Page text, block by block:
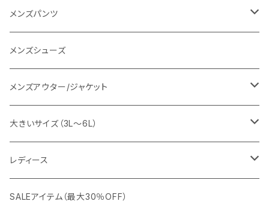
SY32 by SWEET YEARS
URBAN SQUARE
EDWIN
snow peak
G-stage
TETEHOMME
カジュアルセットアップ
スラックス
ワイシャツ
シューズ
フォーマル
Tシャツ/ポロシャツ
Tシャツ/カットソー
シャツ/ポロシャツ
パーカー/スウェット
ニット
メンズパンツ
デニムパンツ
イージーパンツ
スラックス
メンズシューズ
メンズアウター/ジャケット
ジャケット
カジュアルジャケット
ビジネスジャケット
ブルゾン
コート
大きいサイズ（3L～6L）
ビジネス
セットアップ
カジュアル
レディース
アウター
SALEアイテム（最大30％OFF）